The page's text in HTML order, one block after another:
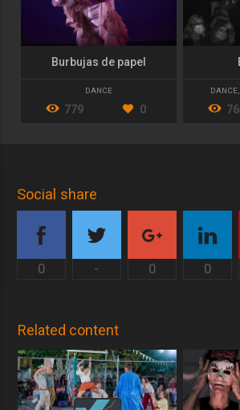
Burbujas de papel
DANCE
779 0
DANCE,
Social share
0 - 0 0
Related content